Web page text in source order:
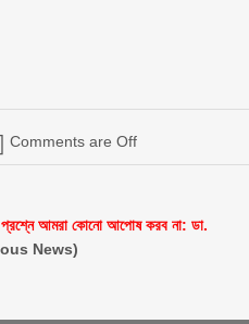
Comments are Off
প্রশ্নে আমরা কোনো আপোষ করব না: ডা.
News)